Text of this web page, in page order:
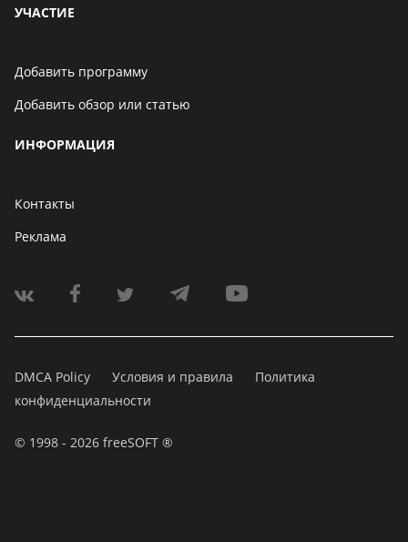
06 мая 2021
УЧАСТИЕ
Добавить программу
Добавить обзор или статью
ИНФОРМАЦИЯ
Контакты
Реклама
DMCA Policy Условия и правила
Политика
конфиденциальности
© 1998 - 2026 freeSOFT ®